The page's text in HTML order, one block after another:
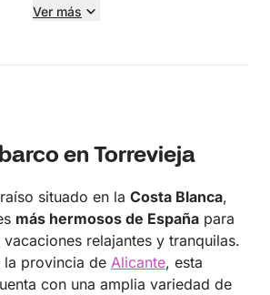
Ver más
en Torrevieja
situado en la Costa Blanca,
más hermosos de España para
relajantes y tranquilas.
la provincia de Alicante, esta
con una amplia variedad de